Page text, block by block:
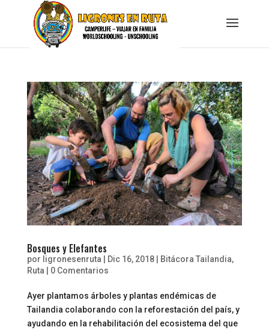
Bosques y Elefantes
por ligronesenruta Dic 16, 2018| Bitácora Tailandia,
Ruta
0 Comentarios
Ayer plantamos árboles y plantas endémicas de
Tailandia colaborando con la reforestación del país, y
ayudando en la rehabilitación del ecosistema del que